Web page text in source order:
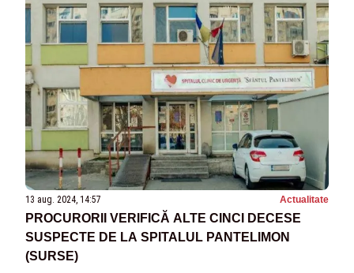
13 aug. 2024, 14:57 Actualitate
PROCURORII VERIFICĂ ALTE CINCI DECESE
SUSPECTE DE LA SPITALUL PANTELIMON
(SURSE)